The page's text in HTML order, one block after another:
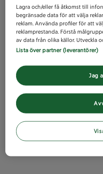
Lagra och/eller få åtkomst till
begränsade data för att välja
reklam. Använda profiler för att
reklamprestanda. Förstå
av data från olika källor. Utveckla
Lista över partner (leverantörer)
Jag